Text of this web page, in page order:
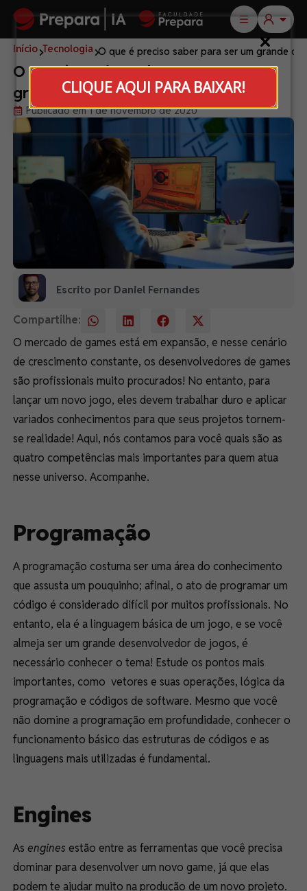
CLIQUE AQUI PARA BAIXAR!
Início Tecnologia O que é preciso saber para ser um grande
O que é preciso saber para ser um
grande desenvolvedor de games?
Publicado em 1 de novembro de 2020
Escrito por Daniel Fernandes
Compartilhe:
O mercado de games está em expansão, e nesse cenário
de crescimento constante, os desenvolvedores de games
são profissionais muito procurados! No entanto, para
lançar um novo jogo, eles devem trabalhar duro e aplicar
variados conhecimentos para que seus projetos tornem-
se realidade! Aqui, nós contamos para você quais são as
quatro competências mais importantes para quem atua
nesse universo. Acompanhe.
Programação
A programação costuma ser uma área do conhecimento
que assusta um pouquinho; afinal, o ato de programar um
código é considerado difícil por muitos profissionais. No
entanto, ela é a linguagem básica de um jogo, e se você
almeja ser um grande desenvolvedor de jogos, é
necessário conhecer o tema! Estude os pontos mais
importantes, como vetores e suas operações, lógica da
programação e códigos de software. Mesmo que você
não domine a programação em profundidade, conhecer o
funcionamento básico das estruturas de códigos e as
linguagens mais utilizadas é fundamental.
Engines
As engines estão entre as ferramentas que você precisa
dominar para desenvolver um novo game, já que elas
podem te ajudar muito na produção de um novo projeto.